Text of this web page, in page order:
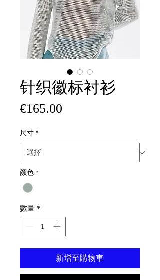
针织徽标衬衫
€165.00
尺寸 *
颜色 *
數量 *
新增至購物車